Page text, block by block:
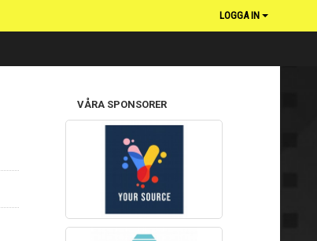
LOGGA IN
VÅRA SPONSORER